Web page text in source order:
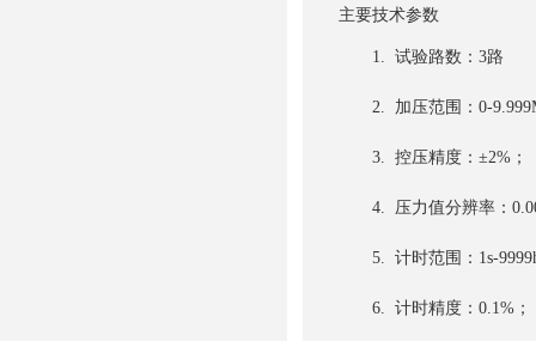
主要技术参数
1. 试验路数：3路
2. 加压范围：0-
3. 控压精度：±2%；
4. 压力值分辨率：
5. 计时范围：1s-
6. 计时精度：0.1%；